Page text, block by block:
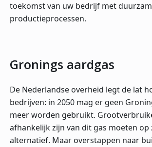
toekomst van uw bedrijf met
productieprocessen.
Gronings aardgas
De Nederlandse overheid legt de lat
bedrijven: in 2050 mag er geen
meer worden gebruikt.
afhankelijk zijn van dit gas moeten op
alternatief. Maar overstappen naar